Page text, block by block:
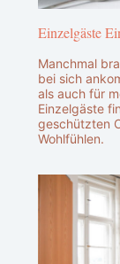
Einzelgäste
Manchmal
bei sich
als auch für
Einzelgäste
geschützten
Wohlfühlen.